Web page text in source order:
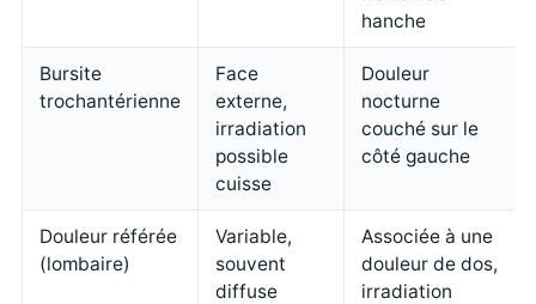
hanche
Bursite
trochantérienne
Face
externe,
irradiation
possible
cuisse
Douleur
nocturne
couché sur le
côté gauche
Douleur référée
(lombaire)
Variable,
souvent
diffuse
Associée à une
douleur de dos,
irradiation